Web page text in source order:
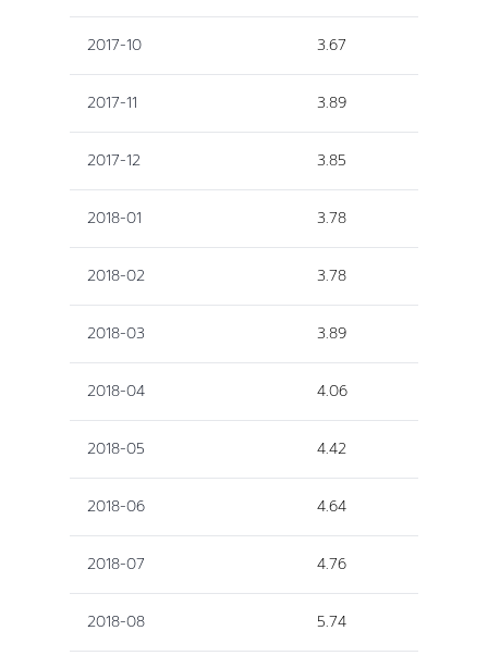
2017-10 3.67
2017-11 3.89
2017-12 3.85
2018-01 3.78
2018-02 3.78
2018-03 3.89
2018-04 4.06
2018-05 4.42
2018-06 4.64
2018-07 4.76
2018-08 5.74